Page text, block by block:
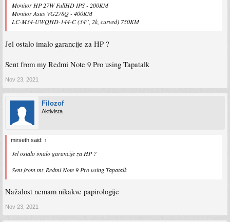
Monitor HP 27W FullHD IPS - 200KM
Monitor Asus VG278Q - 400KM
LC-M34-UWQHD-144-C (34'', 2k, curved) 750KM
Jel ostalo imalo garancije za HP ?
Sent from my Redmi Note 9 Pro using Tapatalk
Nov 23, 2021
Filozof
Aktivista
mirseth said: ↑
Jel ostalo imalo garancije za HP ?
Sent from my Redmi Note 9 Pro using Tapatalk
Nažalost nemam nikakve papirologije
Nov 23, 2021